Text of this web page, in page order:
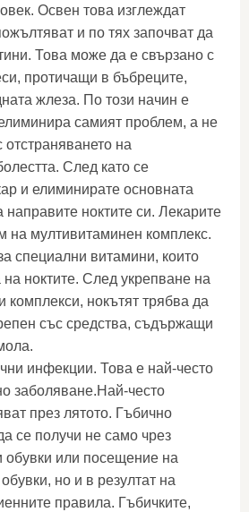
Освен това изглеждат
и по тях започват да
Това може да е свързано с
протичащи в бъбреците,
жлеза. По този начин е
самият проблем, а не
на
След като се
и елиминирате основната
направите ноктите си. Лекарите
на мултивитаминен комплекс.
специални витамини, които
на ноктите. След укрепване на
комплекси, нокътят трябва да
със средства, съдържащи
инфекции. Това е най-често
заболяване.Най-често
през лятото. Гъбично
се получи не само чрез
обувки или посещение на
но и в резултат на
правила. Гъбичките,